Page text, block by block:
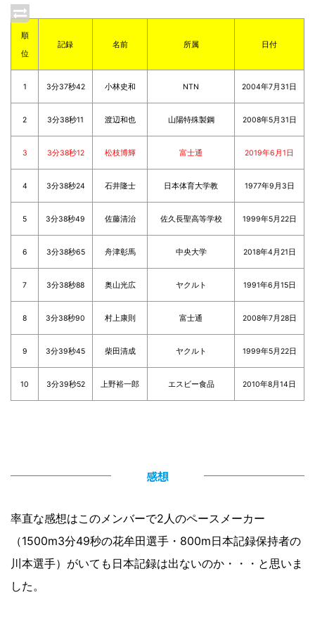
順
位
記録 名前 所属 日付
1 3分37秒42 小林史和 NTN 2004年7月31日
2 3分38秒11 渡辺和也 山陽特殊製鋼 2008年5月31日
3 3分38秒12 松枝博輝 富士通 2019年6月1日
4 3分38秒24 石井隆士 日本体育大学教 1977年9月3日
5 3分38秒49 佐藤清治 佐久長聖高等学校 1999年5月22日
6 3分38秒65 舟津彰馬 中央大学 2018年4月21日
7 3分38秒88 奥山光広 ヤクルト 1991年6月15日
8 3分38秒90 村上康則 富士通 2008年7月28日
9 3分39秒45 柴田清成 ヤクルト 1999年5月22日
10 3分39秒52 上野裕一郎 エスビー食品 2010年8月14日
感想
率直な感想はこのメンバーで2人のペースメーカー
（1500m3分49秒の花牟田選手・800m日本記録保持者の
川本選手）がいても日本記録は出ないのか・・・と思いま
した。